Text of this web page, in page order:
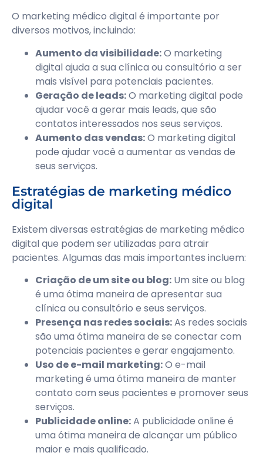
O marketing médico digital é importante por
diversos motivos, incluindo:
Aumento da visibilidade:O marketing
digital ajuda a sua clínica ou consultório a ser
mais visível para potenciais pacientes.
Geração de leads:O marketing digital pode
ajudar você a gerar mais leads, que são
contatos interessados nos seus serviços.
Aumento das vendas:O marketing digital
pode ajudar você a aumentar as vendas de
seus serviços.
Estratégias de marketing médico
digital
Existem diversas estratégias de marketing médico
digital que podem ser utilizadas para atrair
pacientes. Algumas das mais importantes incluem:
Criação de um site ou blog: Um site ou blog
é uma ótima maneira de apresentar sua
clínica ou consultório e seus serviços.
Presença nas redes sociais:As redes sociais
são uma ótima maneira de se conectar com
potenciais pacientes e gerar engajamento.
Uso de e-mail marketing:O e-mail
marketing é uma ótima maneira de manter
contato com seus pacientes e promover seus
serviços.
Publicidade online:A publicidade online é
uma ótima maneira de alcançar um público
maior e mais qualificado.